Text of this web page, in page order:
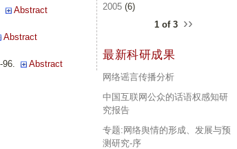
Abstract
Abstract
96. Abstract
2005 (6)
1 of 3 ››
最新科研成果
网络谣言传播分析
中国互联网公众的话语权感知研
究报告
专题:网络舆情的形成、发展与预
测研究-序